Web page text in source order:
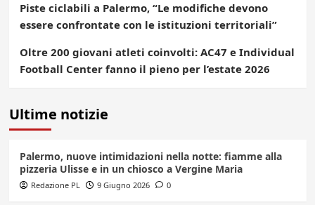
Piste ciclabili a Palermo, “Le modifiche devono
essere confrontate con le istituzioni territoriali”
Oltre 200 giovani atleti coinvolti: AC47 e Individual
Football Center fanno il pieno per l’estate 2026
Ultime notizie
Palermo, nuove intimidazioni nella notte: fiamme alla
pizzeria Ulisse e in un chiosco a Vergine Maria
Redazione PL 9 Giugno 2026 0